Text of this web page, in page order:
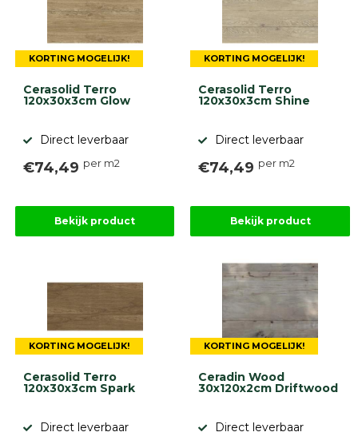
KORTING MOGELIJK!
Cerasolid Terro
120x30x3cm Glow
Direct leverbaar
€74,49 per m2
Bekijk product
KORTING MOGELIJK!
Cerasolid Terro
120x30x3cm Shine
Direct leverbaar
€74,49 per m2
Bekijk product
KORTING MOGELIJK!
Cerasolid Terro
120x30x3cm Spark
Direct leverbaar
KORTING MOGELIJK!
Ceradin Wood
30x120x2cm Driftwood
Direct leverbaar